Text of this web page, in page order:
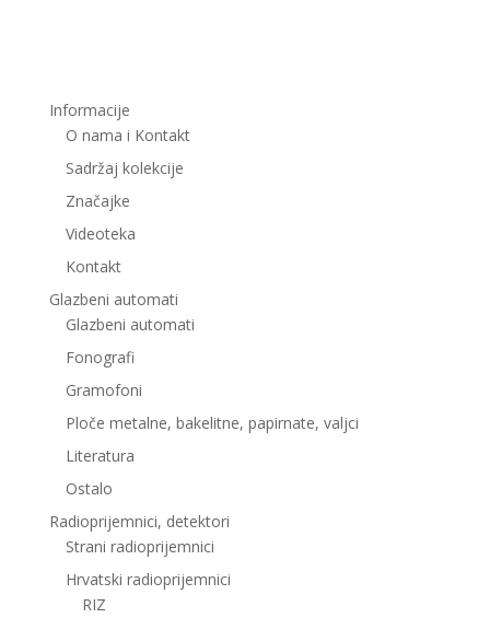
Informacije
O nama i Kontakt
Sadržaj kolekcije
Značajke
Videoteka
Kontakt
Glazbeni automati
Glazbeni automati
Fonografi
Gramofoni
Ploče metalne, bakelitne, papirnate, valjci
Literatura
Ostalo
Radioprijemnici, detektori
Strani radioprijemnici
Hrvatski radioprijemnici
RIZ